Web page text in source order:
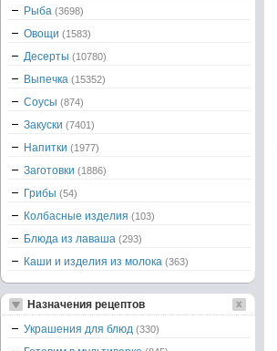
Рыба (3698)
Овощи (1583)
Десерты (10780)
Выпечка (15352)
Соусы (874)
Закуски (7401)
Напитки (1977)
Заготовки (1886)
Грибы (54)
Колбасные изделия (103)
Блюда из лаваша (293)
Каши и изделия из молока (363)
Назначения рецептов
Украшения для блюд (330)